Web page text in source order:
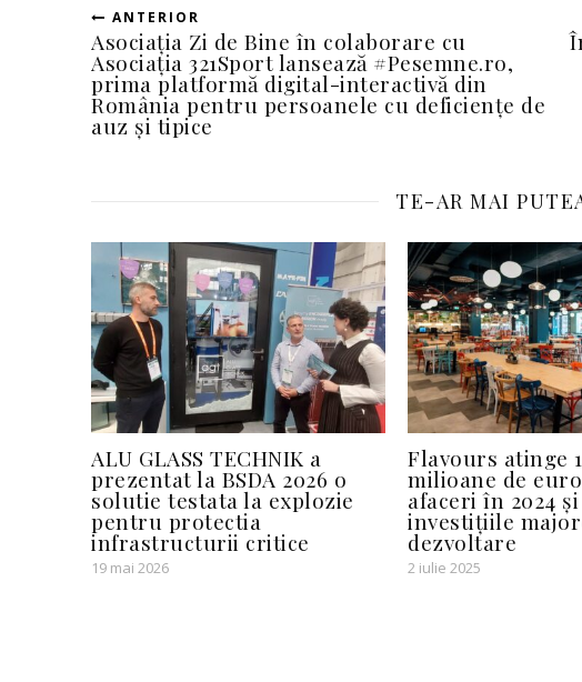
ANTERIOR
Asociația Zi de Bine în colaborare cu
Asociația 321Sport lansează #Pesemne.ro,
prima platformă digital-interactivă din
România pentru persoanele cu deficiențe de
auz și tipice
TE-AR MAI
ALU GLASS TECHNIK a
prezentat la BSDA 2026 o
solutie testata la explozie
pentru protectia
infrastructurii critice
19 mai 2026
Flavours atinge
milioane de
afaceri în 2024
investițiile
dezvoltare
2 iulie 2025